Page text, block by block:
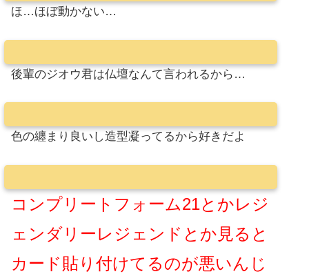
ほ…ほぼ動かない…
後輩のジオウ君は仏壇なんて言われるから…
色の纏まり良いし造型凝ってるから好きだよ
コンプリートフォーム21とかレジ
ェンダリーレジェンドとか見ると
カード貼り付けてるのが悪いんじ